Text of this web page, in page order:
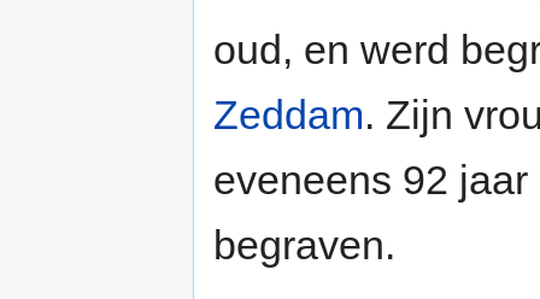
oud, en werd
Zeddam. Zijn
eveneens 92
begraven.